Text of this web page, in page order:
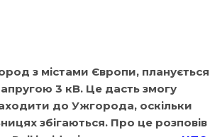
з містами Європи, планується
3 кВ. Це дасть змогу
до Ужгорода, оскільки
збігаються. Про це розповів